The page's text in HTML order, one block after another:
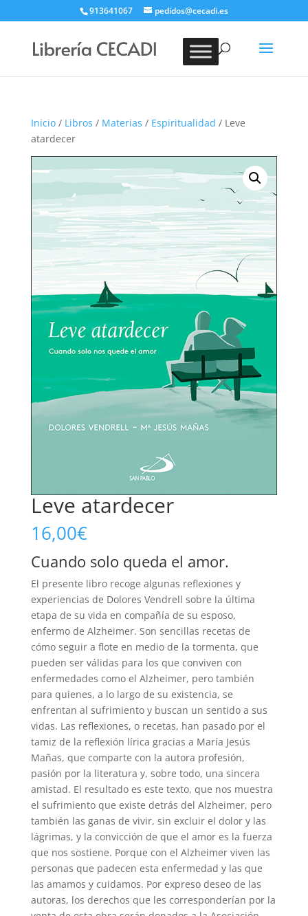
913641067 pedidos@cecadi.es
BUSCAR
Inicio/ Libros / Materias / Espiritualidad / Leve
atardecer
Leve atardecer
16,00€
Cuando solo queda el amor.
El presente libro recoge algunas reflexiones y
experiencias de Dolores Vendrell sobre la última
etapa de su vida en compañía de su esposo,
enfermo de Alzheimer. Son sencillas recetas de
cómo seguir a flote en medio de la tormenta, que
pueden ser válidas para los que conviven con
enfermedades como el Alzheimer, pero también
para quienes, a lo largo de su existencia, se
enfrentan al sufrimiento y buscan un sentido a sus
vidas. Las reflexiones, o recetas, han pasado por el
tamiz de la reflexión lírica gracias a María Jesús
Mañas, que comparte con la autora profesión,
pasión por la literatura y, sobre todo, una sincera
amistad. El resultado es este texto, que nos muestra
el sufrimiento que existe detrás del Alzheimer, pero
también las ganas de vivir, sin excluir el dolor y las
lágrimas, y la convicción de que el amor es la fuerza
que nos sostiene. Porque con el Alzheimer viven las
personas que padecen esta enfermedad y las que
las amamos y cuidamos. Por expreso deseo de las
autoras, los derechos que les corresponderían por la